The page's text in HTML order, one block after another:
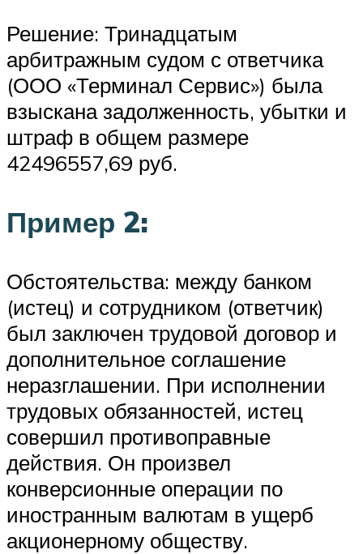
Решение: Тринадцатым
арбитражным судом с ответчика
(ООО «Терминал Сервис») была
взыскана задолженность, убытки и
штраф в общем размере
42496557,69 руб.
Пример 2:
Обстоятельства: между банком
(истец) и сотрудником (ответчик)
был заключен трудовой договор и
дополнительное соглашение
неразглашении. При исполнении
трудовых обязанностей, истец
совершил противоправные
действия. Он произвел
конверсионные операции по
иностранным валютам в ущерб
акционерному обществу.